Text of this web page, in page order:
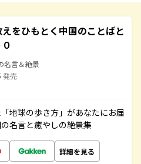
をひもとく中国のことばと
名言＆絶景
発売
地球の歩き方」があなたにお届
名言と癒やしの絶景集
詳細を見る